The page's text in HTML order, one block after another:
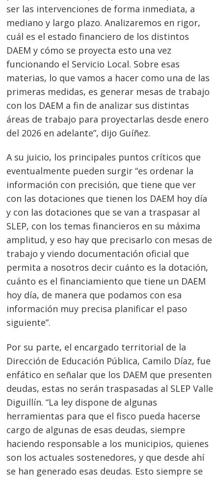
ser las intervenciones de forma inmediata, a
mediano y largo plazo. Analizaremos en rigor,
cuál es el estado financiero de los distintos
DAEM y cómo se proyecta esto una vez
funcionando el Servicio Local. Sobre esas
materias, lo que vamos a hacer como una de las
primeras medidas, es generar mesas de trabajo
con los DAEM a fin de analizar sus distintas
áreas de trabajo para proyectarlas desde enero
del 2026 en adelante”, dijo Guíñez.
A su juicio, los principales puntos críticos que
eventualmente pueden surgir “es ordenar la
información con precisión, que tiene que ver
con las dotaciones que tienen los DAEM hoy día
y con las dotaciones que se van a traspasar al
SLEP, con los temas financieros en su máxima
amplitud, y eso hay que precisarlo con mesas de
trabajo y viendo documentación oficial que
permita a nosotros decir cuánto es la dotación,
cuánto es el financiamiento que tiene un DAEM
hoy día, de manera que podamos con esa
información muy precisa planificar el paso
siguiente”.
Por su parte, el encargado territorial de la
Dirección de Educación Pública, Camilo Díaz, fue
enfático en señalar que los DAEM que presenten
deudas, estas no serán traspasadas al SLEP Valle
Diguillín. “La ley dispone de algunas
herramientas para que el fisco pueda hacerse
cargo de algunas de esas deudas, siempre
haciendo responsable a los municipios, quienes
son los actuales sostenedores, y que desde ahí
se han generado esas deudas. Esto siempre se